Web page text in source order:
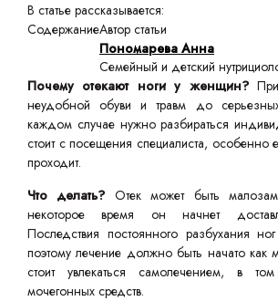
В статье рассказывается:
СодержаниеАвтор статьи
Пономарева Анна
Семейный и детский
Почему отекают ноги у женщин?
неудобной обуви и травм до
каждом случае нужно разбираться
стоит с посещения специалиста, особенно
проходит.
Что делать? Отек может быть
некоторое время он начнет
Последствия постоянного разбухания
поэтому лечение должно быть начато
стоит увлекаться самолечением, в
мочегонных средств.